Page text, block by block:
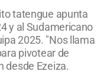
tatengue apunta
y al Sudamericano
2025. "Nos llama
pivotear de
desde Ezeiza.